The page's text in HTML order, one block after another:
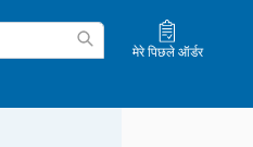
मेरे पिछले ऑर्डर